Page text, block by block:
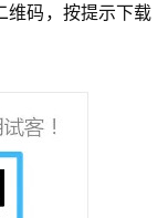
维码，按提示下载